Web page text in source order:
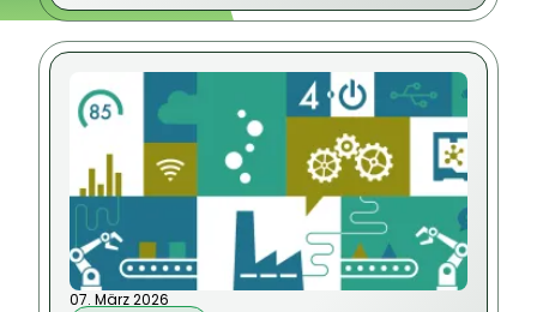
07. März 2026